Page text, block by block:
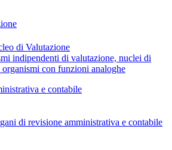
di Valutazione
indipendenti di valutazione, nuclei di
con funzioni analoghe
e contabile
di revisione amministrativa e contabile